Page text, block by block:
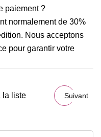
paiement ?
normalement de 30%
Nous acceptons
pour garantir votre
la liste Suivant